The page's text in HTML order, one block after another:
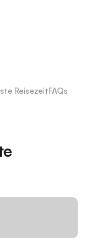
ReisezeitFAQs